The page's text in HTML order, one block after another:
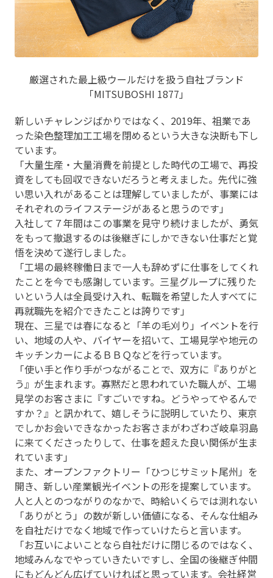
厳選された最上級ウールだけを扱う自社ブランド
「MITSUBOSHI 1877」
新しいチャレンジばかりではなく、2019年、祖業であ
った染色整理加工工場を閉めるという大きな決断も下し
ています。
「大量生産・大量消費を前提とした時代の工場で、再投
資をしても回収できないだろうと考えました。先代に強
い思い入れがあることは理解していましたが、事業には
それぞれのライフステージがあると思うのです」
入社して７年間はこの事業を見守り続けましたが、勇気
をもって撤退するのは後継ぎにしかできない仕事だと覚
悟を決めて遂行しました。
「工場の最終稼働日まで一人も辞めずに仕事をしてくれ
たことを今でも感謝しています。三星グループに残りた
いという人は全員受け入れ、転職を希望した人すべてに
再就職先を紹介できたことは誇りです」
現在、三星では春になると「羊の毛刈り」イベントを行
い、地域の人や、バイヤーを招いて、工場見学や地元の
キッチンカーによるＢＢＱなどを行っています。
「使い手と作り手がつながることで、双方に『ありがと
う』が生まれます。寡黙だと思われていた職人が、工場
見学のお客さまに『すごいですね。どうやってやるんで
すか？』と訊かれて、嬉しそうに説明していたり、東京
でしかお会いできなかったお客さまがわざわざ岐阜羽島
に来てくださったりして、仕事を超えた良い関係が生ま
れています」
また、オープンファクトリー「ひつじサミット尾州」を
開き、新しい産業観光イベントの形を提案しています。
人と人とのつながりのなかで、時給いくらでは測れない
「ありがとう」の数が新しい価値になる、そんな仕組み
を自社だけでなく地域で作っていけたらと言います。
「お互いによいことなら自社だけに閉じるのではなく、
地域みんなでやっていきたいですし、全国の後継ぎ仲間
にもどんどん広げていければと思っています。会社経営